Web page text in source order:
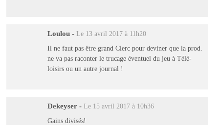
Loulou - Le 13 avril 2017 à 11h20
Il ne faut pas être grand Clerc pour deviner que la prod.
ne va pas raconter le trucage éventuel du jeu à Télé-
loisirs ou un autre journal !
Dekeyser - Le 15 avril 2017 à 10h36
Gains divisés!